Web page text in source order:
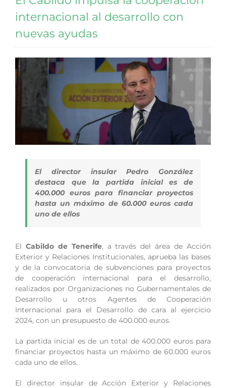
internacional al desarrollo con
nuevas ayudas
El director insular Pedro González
destaca que la partida inicial es de
400.000 euros para financiar proyectos
hasta un máximo de 60.000 euros cada
uno de ellos
El Cabildo de Tenerife, a través del área de Acción
Exterior y Relaciones Institucionales, aprueba las bases
y de la convocatoria de subvenciones para proyectos
de cooperación internacional para el desarrollo,
realizados por Organizaciones no Gubernamentales de
Desarrollo u otros Agentes de Cooperación
Internacional para el Desarrollo de cara al ejercicio
2024, con un presupuesto de 400.000 euros.
La partida inicial es de un total de 400.000 euros para
financiar proyectos hasta un máximo de 60.000 euros
cada uno de ellos.
El director insular de Acción Exterior y Relaciones